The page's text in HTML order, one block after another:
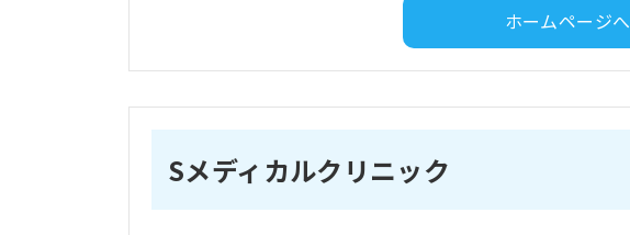
ホームページへ
Sメディカルクリニック